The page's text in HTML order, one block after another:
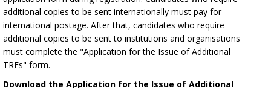
additional copies to be sent internationally must pay for
international postage. After that, candidates who require
additional copies to be sent to institutions and organisations
must complete the "Application for the Issue of Additional
TRFs" form.
Download the Application for the Issue of Additional